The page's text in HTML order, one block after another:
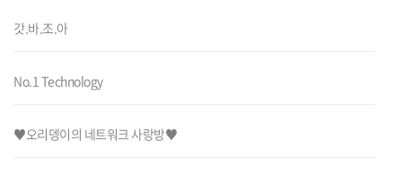
갓.바.조.아
No.1 Technology
♥오리뎅이의 네트워크 사랑방♥